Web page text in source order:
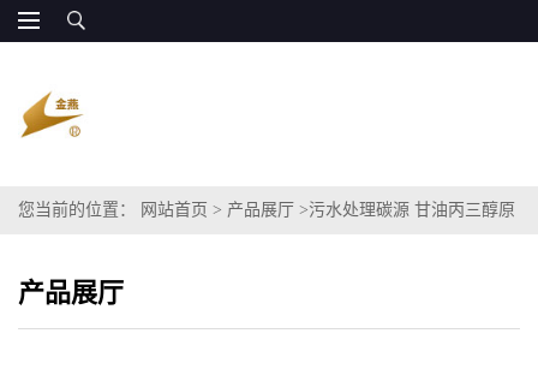
您当前的位置： 网站首页 > 产品展厅 >污水处理碳源 甘油丙三醇原
产品展厅